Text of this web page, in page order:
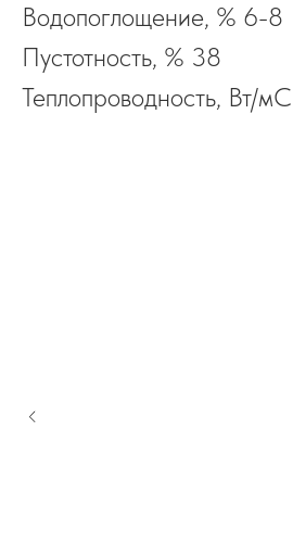
Водопоглощение, % 6-8
Пустотность, % 38
Теплопроводность, Вт/